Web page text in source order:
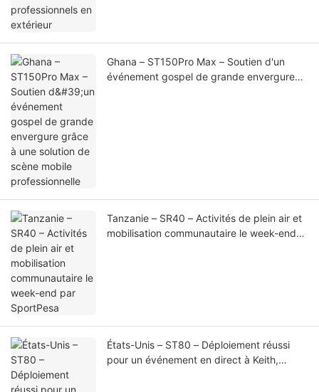
Ghana – ST150Pro Max – Soutien d'un
événement gospel de grande envergure
Tanzanie – SR40 – Activités de plein air et
mobilisation communautaire le week-end
États-Unis – ST80 – Déploiement réussi
pour un événement en direct à Keith,